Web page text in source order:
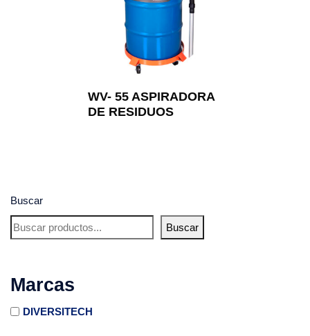
Buscar
Buscar
Marcas
DIVERSITECH
WV- 55 ASPIRADORA
DE RESIDUOS